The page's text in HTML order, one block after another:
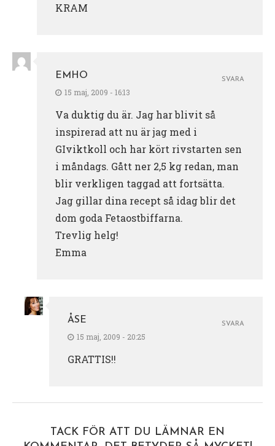
KRAM
EMHO
15 maj, 2009 - 16:13
Va duktig du är. Jag har blivit så
inspirerad att nu är jag med i
GIviktkoll och har kört rivstarten sen
i måndags. Gått ner 2,5 kg redan, man
blir verkligen taggad att fortsätta.
Jag gillar dina recept så idag blir det
dom goda Fetaostbiffarna.
Trevlig helg!
Emma
SVARA
ÅSE
15 maj, 2009 - 20:25
GRATTIS!!
SVARA
TACK FÖR ATT DU LÄMNAR EN